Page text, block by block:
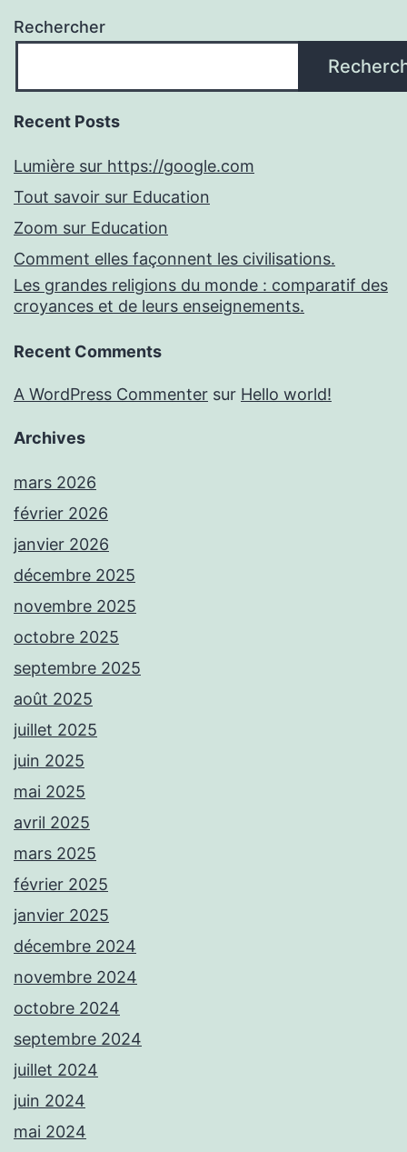
Rechercher
Recent Posts
Lumière sur https://google.com
Tout savoir sur Education
Zoom sur Education
Comment elles façonnent les civilisations.
Les grandes religions du monde : comparatif des
croyances et de leurs enseignements.
Recent Comments
A WordPress Commenter sur Hello world!
Archives
mars 2026
février 2026
janvier 2026
décembre 2025
novembre 2025
octobre 2025
septembre 2025
août 2025
juillet 2025
juin 2025
mai 2025
avril 2025
mars 2025
février 2025
janvier 2025
décembre 2024
novembre 2024
octobre 2024
septembre 2024
juillet 2024
juin 2024
mai 2024